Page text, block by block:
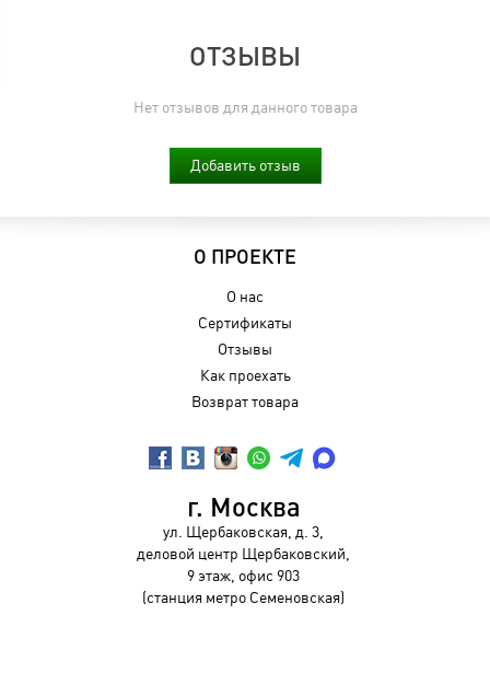
ОТЗЫВЫ
Нет отзывов для данного товара
Добавить отзыв
О ПРОЕКТЕ
О нас
Сертификаты
Отзывы
Как проехать
Возврат товара
г. Москва
ул. Щербаковская, д. 3,
деловой центр Щербаковский,
9 этаж, офис 903
(станция метро Семеновская)